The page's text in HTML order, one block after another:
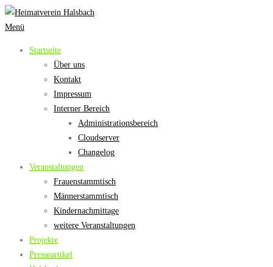
Zum
Inhalt
Menü
Startseite
Über uns
Kontakt
Impressum
Interner Bereich
Administrationsbereich
Cloudserver
Changelog
Veranstaltungen
Frauenstammtisch
Männerstammtisch
Kindernachmittage
weitere Veranstaltungen
Projekte
Presseartikel